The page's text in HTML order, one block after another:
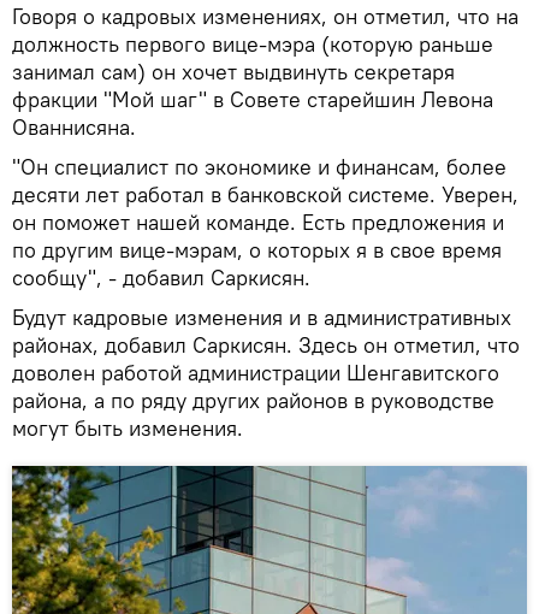
Говоря о кадровых изменениях, он отметил, что на
должность первого вице-мэра (которую раньше
занимал сам) он хочет выдвинуть секретаря
фракции "Мой шаг" в Совете старейшин Левона
Ованнисяна.
"Он специалист по экономике и финансам, более
десяти лет работал в банковской системе. Уверен,
он поможет нашей команде. Есть предложения и
по другим вице-мэрам, о которых я в свое время
сообщу", - добавил Саркисян.
Будут кадровые изменения и в административных
районах, добавил Саркисян. Здесь он отметил, что
доволен работой администрации Шенгавитского
района, а по ряду других районов в руководстве
могут быть изменения.